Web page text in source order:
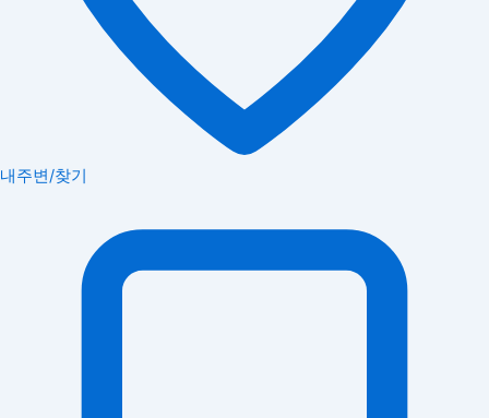
내주변/찾기